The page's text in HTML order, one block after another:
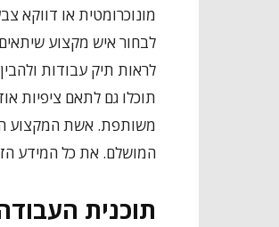
מונוכרומטית או דווקא
לבחור איש מקצוע
לראות תיק עבודות
תוכלו גם לתאם ציפיות
משותפת. אשת המקצוע
המושלם. את כל המידע
תוכנית